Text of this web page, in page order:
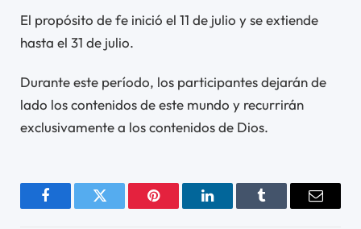
El propósito de fe inició el 11 de julio y se extiende
hasta el 31 de julio.
Durante este período, los participantes dejarán de
lado los contenidos de este mundo y recurrirán
exclusivamente a los contenidos de Dios.
FacebookTwitter Pinterest LinkedInTumblr Email